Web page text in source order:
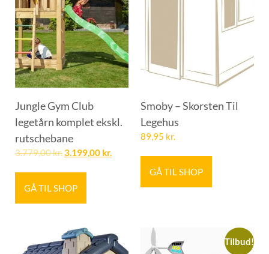
Jungle Gym Club
legetårn komplet ekskl.
rutschebane
3.779,00kr.3.199,00 kr.
GÅ TIL SHOP
Smoby – Skorsten Til
Legehus
89,95 kr.
GÅ TIL SHOP
Tilbud!